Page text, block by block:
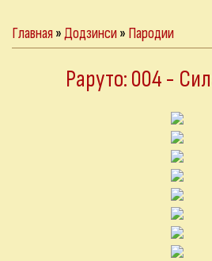
Главная»Додзинси» Пародии
Раруто: 004 -